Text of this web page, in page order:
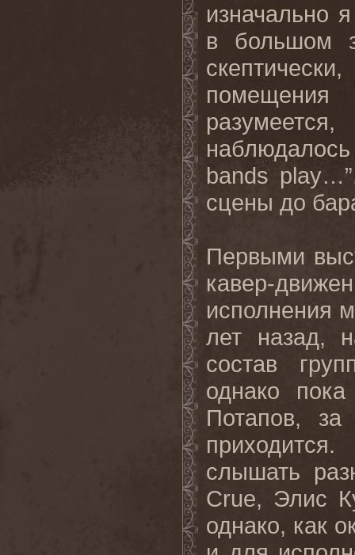
изначально
в большом
bands
сцены до
Первыми
кавер-
исполнения
лет назад,
состав
однако
Потапов, за
слышать
Crue, Элис
однако, как